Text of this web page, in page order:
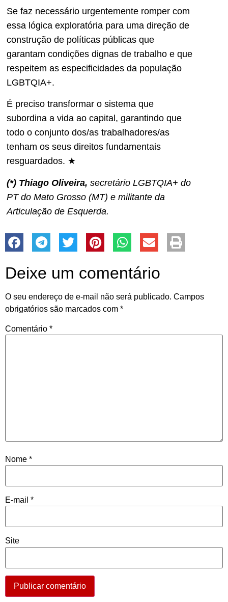
Se faz necessário urgentemente romper com
essa lógica exploratória para uma direção de
construção de políticas públicas que
garantam condições dignas de trabalho e que
respeitem as especificidades da população
LGBTQIA+.
É preciso transformar o sistema que
subordina a vida ao capital, garantindo que
todo o conjunto dos/as trabalhadores/as
tenham os seus direitos fundamentais
resguardados. ★
(*) Thiago Oliveira, secretário LGBTQIA+ do
PT do Mato Grosso (MT) e militante da
Articulação de Esquerda.
Deixe um comentário
O seu endereço de e-mail não será publicado. Campos
obrigatórios são marcados com *
Comentário *
Nome *
E-mail *
Site